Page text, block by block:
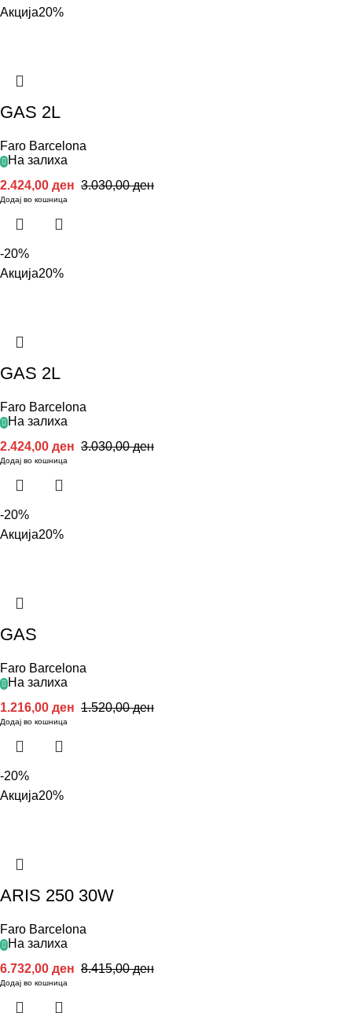
Акција20%
GAS 2L
Faro Barcelona
На залиха
3.030,00ден
2.424,00 ден
Додај во кошница
-20%
Акција20%
GAS 2L
Faro Barcelona
На залиха
3.030,00ден
2.424,00 ден
Додај во кошница
-20%
Акција20%
GAS
Faro Barcelona
На залиха
1.520,00ден
1.216,00 ден
Додај во кошница
-20%
Акција20%
ARIS 250 30W
Faro Barcelona
На залиха
8.415,00ден
6.732,00 ден
Додај во кошница